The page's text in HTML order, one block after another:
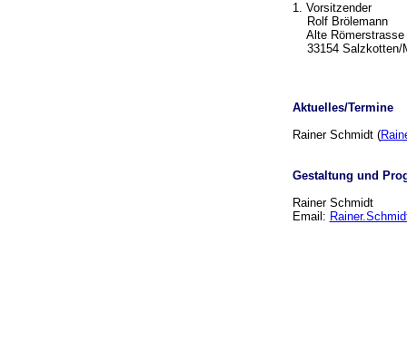
1. Vorsitzender
Rolf Brölemann
Alte Römerstrasse
33154 Salzkotten/
Aktuelles/Termine
Rainer Schmidt (
Gestaltung und
Rainer Schmidt
Email: